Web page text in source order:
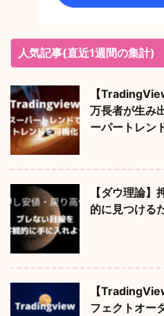
人気記事(直近1週間の集計)
【
万長者が生み
ーパートレン
【ダウ理論
的に見つける
【
フェクトオー